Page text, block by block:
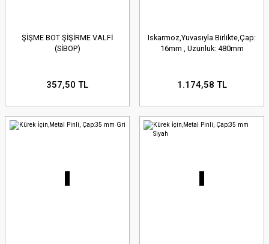
ŞİŞME BOT ŞİŞİRME VALFİ
(SİBOP)
357,50 TL
Iskarmoz,Yuvasıyla Birlikte,Çap:
16mm , Uzunluk: 480mm
1.174,58 TL